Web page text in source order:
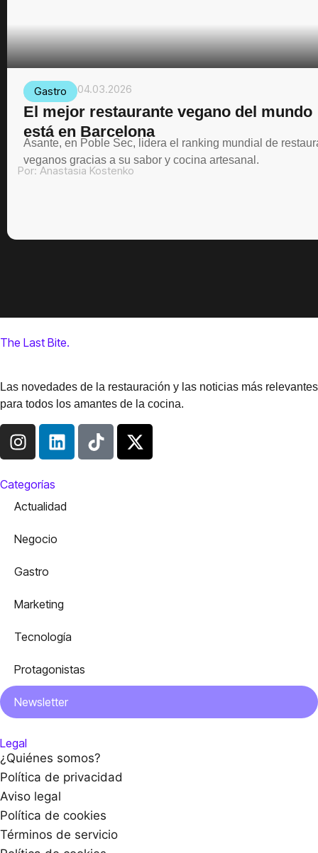
Gastro 04.03.2026
El mejor restaurante vegano del mundo
está en Barcelona
Asante, en Poble Sec, lidera el ranking mundial de
veganos gracias a su sabor y cocina artesanal.
Por:Anastasia Kostenko
The Last Bite.
Las novedades de la restauración y las noticias más relevantes
para todos los amantes de la cocina.
Categorías
Actualidad
Negocio
Gastro
Marketing
Tecnología
Protagonistas
Newsletter
Legal
¿Quiénes somos?
Política de privacidad
Aviso legal
Política de cookies
Términos de servicio